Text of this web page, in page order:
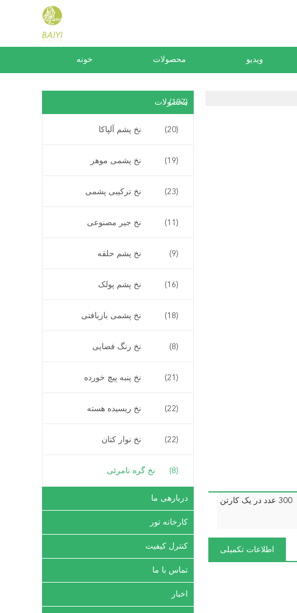
خونه محصولات ویدیو
محصولات(197)
نخ پشم آلپاکا (20)
نخ پشمی موهر (19)
نخ ترکیبی پشمی (23)
نخ جیر مصنوعی (11)
نخ پشم حلقه (9)
نخ پشم پولک (16)
نخ پشمی بازیافتی (18)
نخ رنگ فضایی (8)
نخ پنبه پیچ خورده (21)
نخ ریسیده هسته (22)
نخ نوار کتان (22)
نخ گره نامرئی (8)
دربارهی ما
کارخانه تور
کنترل کیفیت
تماس با ما
اخبار
300 عدد در یک کارتن
اطلاعات تکمیلی